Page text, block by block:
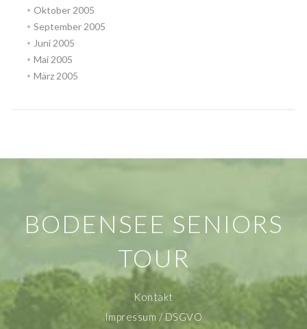
Oktober 2005
September 2005
Juni 2005
Mai 2005
März 2005
BODENSEE SENIORS
TOUR
Kontakt
Impressum / DSGVO